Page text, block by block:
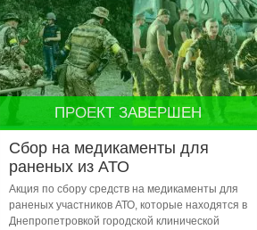
ПРОЕКТ ЗАВЕРШЕН
Сбор на медикаменты для
раненых из АТО
Акция по сбору средств на медикаменты для
раненых участников АТО, которые находятся в
Днепропетровкой городской клинической